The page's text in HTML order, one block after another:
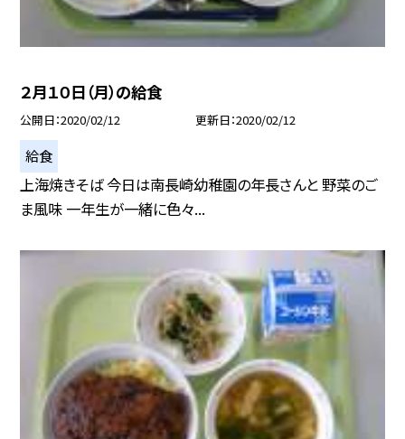
２月１０日（月）の給食
公開日 2020/02/12 更新日 2020/02/12
給食
上海焼きそば 今日は南長崎幼稚園の年長さんと 野菜のご
ま風味 一年生が一緒に色々...